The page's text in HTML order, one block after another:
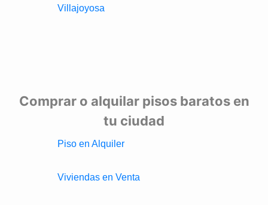
Villajoyosa
Comprar o alquilar pisos baratos en
tu ciudad
Piso en Alquiler
Viviendas en Venta